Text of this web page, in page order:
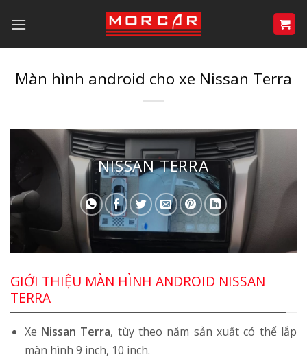
qua
nội
Màn hình android cho xe Nissan Terra
NISSAN TERRA
GIỚI THIỆU MÀN HÌNH ANDROID NISSAN
TERRA
Xe Nissan Terra, tùy theo năm sản xuất có thể lắp
màn hình 9 inch, 10 inch.